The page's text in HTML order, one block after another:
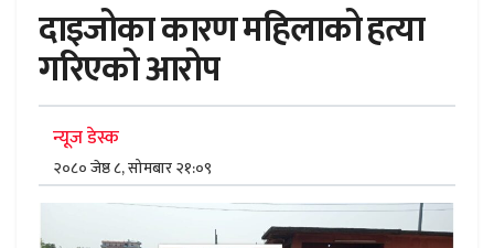
दाइजोका कारण महिलाको हत्या
गरिएको आरोप
न्यूज डेस्क
२०८० जेष्ठ ८, सोमबार २१:०९